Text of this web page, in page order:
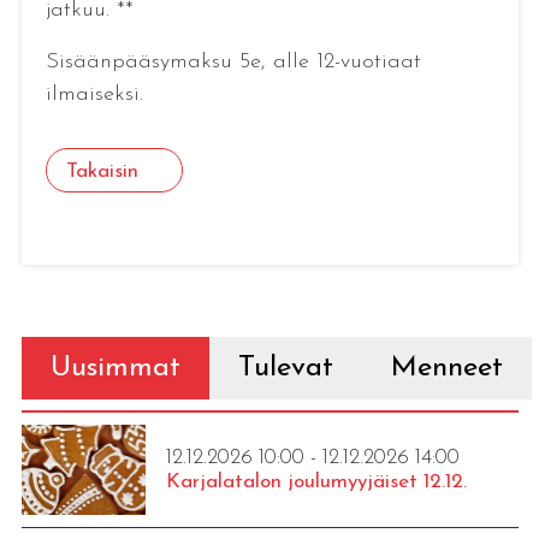
jatkuu. **
Sisäänpääsymaksu 5e, alle 12-vuotiaat
ilmaiseksi.
Takaisin
Uusimmat Tulevat Menneet
12.12.2026 10:00 - 12.12.2026 14:00
Karjalatalon joulumyyjäiset 12.12.